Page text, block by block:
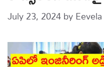
July 23, 2024by